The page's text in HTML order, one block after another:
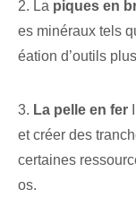
2. La piques en
es minéraux tels
éation d’outils
3. La pelle en fer
et créer des
certaines
os.